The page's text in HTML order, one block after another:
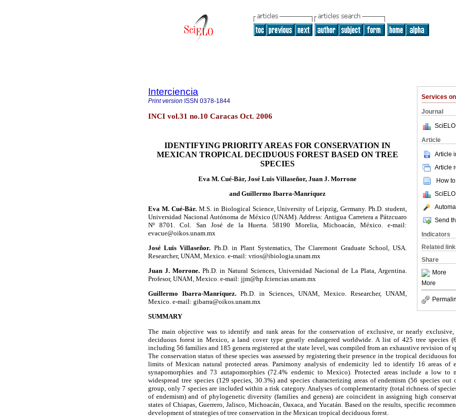
Services
Journal
Article
Article
Article
How
Send
Indicators
Related
Share
More
More
Interciencia
Print version ISSN 0378-1844
INCI vol.31 no.10 Caracas Oct. 2006
IDENTIFYING PRIORITY AREAS FOR CONSERVATION IN
MEXICAN TROPICAL DECIDUOUS FOREST BASED ON TREE
SPECIES
Eva M. Cué-Bär, José Luis Villaseñor, Juan J. Morrone
and Guillermo Ibarra-Manríquez
Eva M. Cué-Bär. M.S. in Biological Science, University of Leipzig, Germany. Ph.D. student,
Universidad Nacional Autónoma de México (UNAM). Address: Antigua Carretera a Pátzcuaro
Nº 8701. Col. San José de la Huerta. 58190 Morelia, Michoacán, México. e-mail:
evacue@oikos.unam.mx
José Luis Villaseñor. Ph.D. in Plant Systematics, The Claremont Graduate School, USA.
Researcher, UNAM, Mexico. e-mail: vrios@ibiologia.unam.mx
Juan J. Morrone. Ph.D. in Natural Sciences, Universidad Nacional de La Plata, Argentina.
Profesor, UNAM, Mexico. e-mail: jjm@hp.fciencias.unam.mx
Guillermo Ibarra-Manríquez. Ph.D. in Sciences, UNAM, Mexico. Researcher, UNAM,
Mexico. e-mail: gibarra@oikos.unam.mx
SUMMARY
The main objective was to identify and rank areas for the conservation of exclusive, or nearly
deciduous forest in Mexico, a land cover type greatly endangered worldwide. A list of 425 tree species
including 56 families and 185 genera registered at the state level, was compiled from an exhaustive revision of
The conservation status of these species was assessed by registering their presence in the tropical deciduous
limits of Mexican natural protected areas. Parsimony analysis of endemicity led to identify 16 areas of
synapomorphies and 73 autapomorphies (72.4% endemic to Mexico). Protected areas include a low
widespread tree species (129 species, 30.3%) and species characterizing areas of endemism (56 species
group, only 7 species are included within a risk category. Analyses of complementarity (total richness of
of endemism) and of phylogenetic diversity (families and genera) are coincident in assigning high
states of Chiapas, Guerrero, Jalisco, Michoacán, Oaxaca, and Yucatán. Based on the results, specific
development of strategies of tree conservation in the Mexican tropical deciduous forest.